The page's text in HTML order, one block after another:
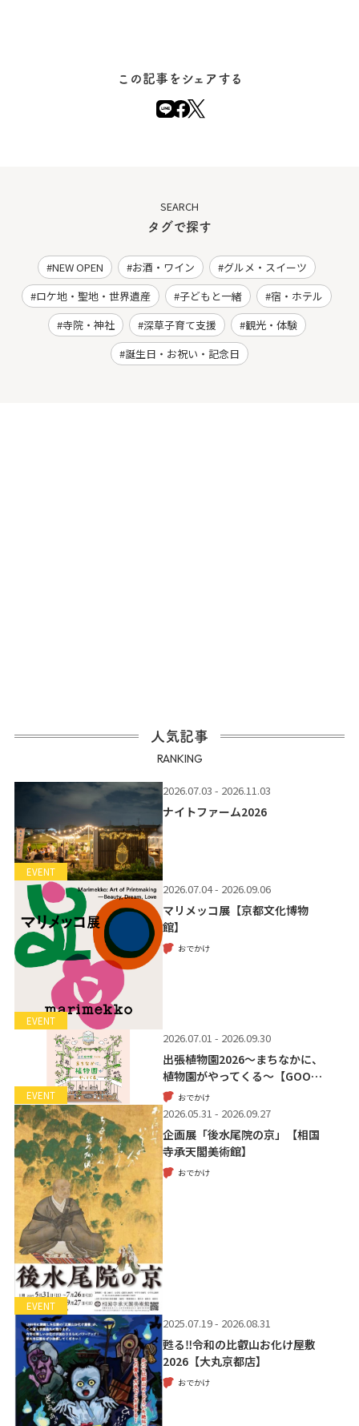
この記事をシェアする
SEARCH
タグで探す
NEW OPEN お酒・ワイン
グルメ・スイーツ
ロケ地・聖地・世界遺産
子どもと一緒
宿・ホテル
寺院・神社
深草子育て支援
観光・体験
誕生日・お祝い・記念日
人気記事
RANKING
EVENT
2026.07.03 - 2026.11.03
ナイトファーム2026
EVENT
2026.07.04 - 2026.09.06
マリメッコ展【京都文化博物
館】
おでかけ
EVENT
2026.07.01 - 2026.09.30
出張植物園2026～まちなかに、
植物園がやってくる～【GOO…
おでかけ
EVENT
2026.05.31 - 2026.09.27
企画展「後水尾院の京」【相国
寺承天閣美術館】
おでかけ
2025.07.19 - 2026.08.31
甦る‼令和の比叡山お化け屋敷
2026【大丸京都店】
おでかけ